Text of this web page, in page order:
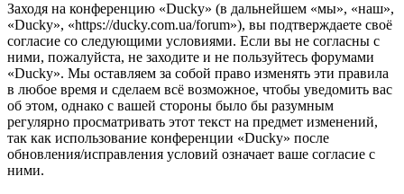
Заходя на конференцию «Ducky» (в дальнейшем «мы», «наш»,
«Ducky», «https://ducky.com.ua/forum»), вы подтверждаете своё
согласие со следующими условиями. Если вы не согласны с
ними, пожалуйста, не заходите и не пользуйтесь форумами
«Ducky». Мы оставляем за собой право изменять эти правила
в любое время и сделаем всё возможное, чтобы уведомить вас
об этом, однако с вашей стороны было бы разумным
регулярно просматривать этот текст на предмет изменений,
так как использование конференции «Ducky» после
обновления/исправления условий означает ваше согласие с
ними.